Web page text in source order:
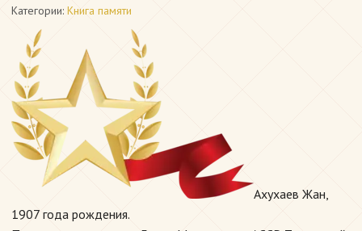
Категории: Книга памяти
Ахухаев Жан,
1907 года рождения.